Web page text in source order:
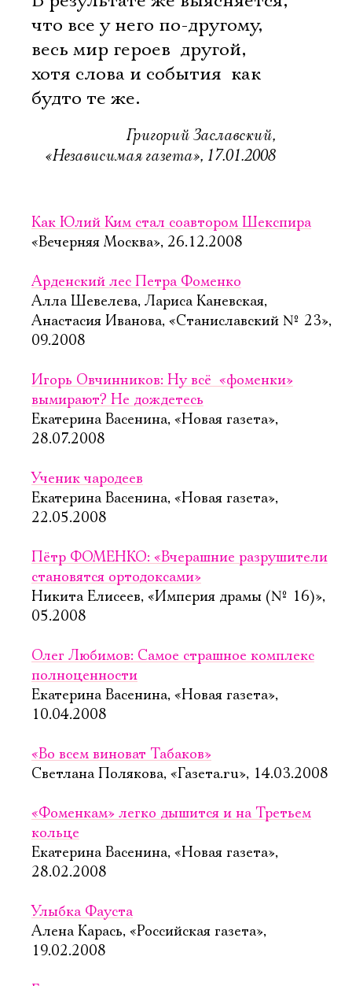
что все у него по-другому,
весь мир героев  другой,
хотя слова и события  как
будто те же.
Григорий Заславский,
«Независимая газета», 17.01.2008
Как Юлий Ким стал соавтором Шекспира
«Вечерняя Москва», 26.12.2008
Арденский лес Петра Фоменко
Алла Шевелева, Лариса Каневская,
Анастасия Иванова, «Станиславский № 23»,
09.2008
Игорь Овчинников: Ну всё  «фоменки»
вымирают? Не дождетесь
Екатерина Васенина, «Новая газета»,
28.07.2008
Ученик чародеев
Екатерина Васенина, «Новая газета»,
22.05.2008
Пётр ФОМЕНКО: «Вчерашние разрушители
становятся ортодоксами»
Никита Елисеев, «Империя драмы (№ 16)»,
05.2008
Олег Любимов: Самое страшное комплекс
полноценности
Екатерина Васенина, «Новая газета»,
10.04.2008
«Во всем виноват Табаков»
Светлана Полякова, «Газета.ru», 14.03.2008
«Фоменкам» легко дышится и на Третьем
кольце
Екатерина Васенина, «Новая газета»,
28.02.2008
Улыбка Фауста
Алена Карась, «Российская газета»,
19.02.2008